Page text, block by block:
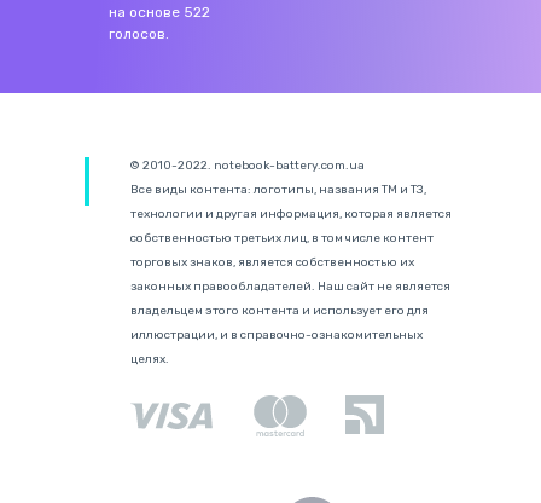
на основе 522
голосов.
© 2010-2022. notebook-battery.com.ua
Все виды контента: логотипы, названия ТМ и ТЗ,
технологии и другая информация, которая является
собственностью третьих лиц, в том числе контент
торговых знаков, является собственностью их
законных правообладателей. Наш сайт не является
владельцем этого контента и использует его для
иллюстрации, и в справочно-ознакомительных
целях.